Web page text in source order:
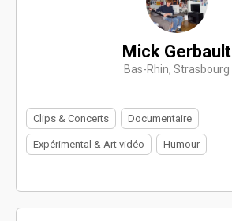
Mick Gerbault
Bas-Rhin, Strasbourg
Clips & Concerts Documentaire
Expérimental & Art vidéo Humour